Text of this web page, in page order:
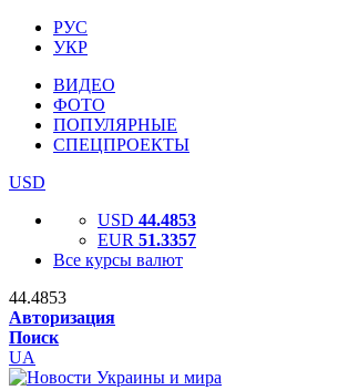
РУС
УКР
ВИДЕО
ФОТО
ПОПУЛЯРНЫЕ
СПЕЦПРОЕКТЫ
USD
USD 44.4853
EUR 51.3357
Все курсы валют
44.4853
Авторизация
Поиск
UA